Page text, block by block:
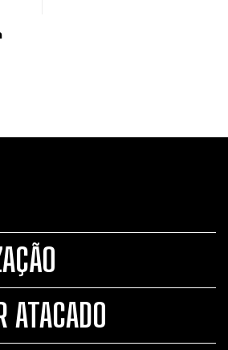
ATACADO